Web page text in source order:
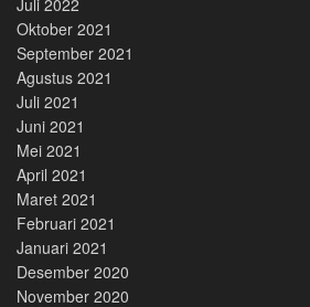
Oktober 2021
September 2021
Agustus 2021
Juli 2021
Juni 2021
Mei 2021
April 2021
Maret 2021
Februari 2021
Januari 2021
Desember 2020
November 2020